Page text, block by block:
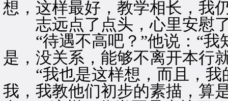
想，这样最好，教学相长，我
志远点了点头，心里安慰
“待遇不高吧？”他说：“我
是，没关系，能够不离开本行
“我也是这样想，而且，我
我，我教他们初步的素描，算